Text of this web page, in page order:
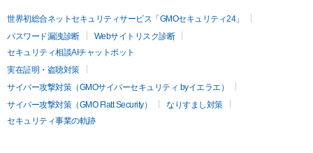
世界初総合ネットセキュリティサービス「GMOセキュリティ24」
パスワード漏洩診断
Webサイトリスク診断
セキュリティ相談AIチャットボット
実在証明・盗聴対策
サイバー攻撃対策（GMOサイバーセキュリティ byイエラエ）
サイバー攻撃対策（GMO Flatt Security）
なりすまし対策
セキュリティ事業の軌跡